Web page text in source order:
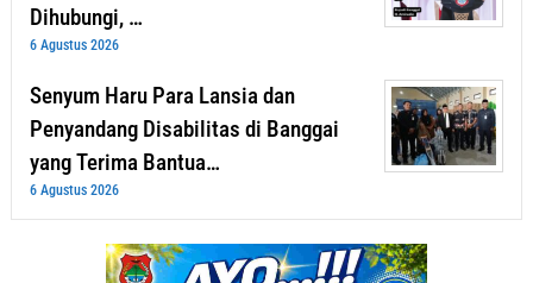
Dihubungi, …
6 Agustus 2026
Senyum Haru Para Lansia dan
Penyandang Disabilitas di Banggai
yang Terima Bantua…
6 Agustus 2026